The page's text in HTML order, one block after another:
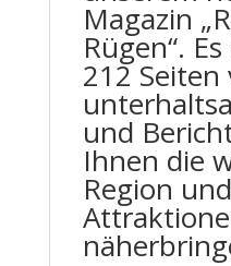
Magazin
Rügen“.
212 Seiten
und
Ihnen die
Region